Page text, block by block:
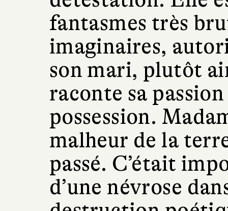
fantasmes très
imaginaires,
son mari, plutôt
raconte sa
possession.
malheur de la
passé. C’était
d’une névrose